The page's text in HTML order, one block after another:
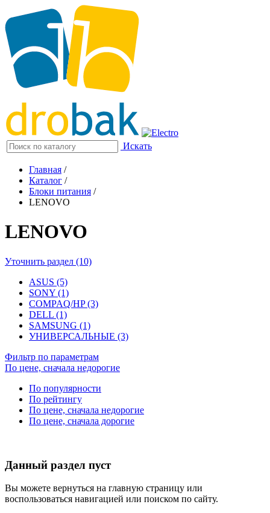
Искать
Главная /
Каталог /
Блоки питания /
LENOVO
LENOVO
Уточнить раздел (10)
ASUS (5)
SONY (1)
COMPAQ/HP (3)
DELL (1)
SAMSUNG (1)
УНИВЕРСАЛЬНЫЕ (3)
Фильтр по параметрам
По цене, сначала недорогие
По популярности
По рейтингу
По цене, сначала недорогие
По цене, сначала дорогие
Данный раздел пуст
Вы можете вернуться на главную страницу или
воспользоваться навигацией или поиском по сайту.